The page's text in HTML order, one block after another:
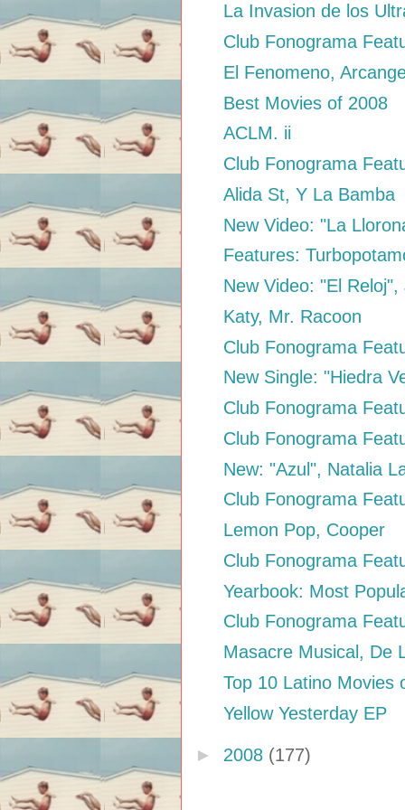
La Invasion de los
Club Fonograma
El Fenomeno,
Best Movies of 2008
ACLM. ii
Club Fonograma
Alida St, Y La Bamba
New Video: "La
Features:
New Video: "El
Katy, Mr. Racoon
Club Fonograma
New Single: "Hiedra
Club Fonograma
Club Fonograma
New: "Azul", Natalia
Club Fonograma
Lemon Pop, Cooper
Club Fonograma
Yearbook: Most
Club Fonograma
Masacre Musical, De
Top 10 Latino Movies
Yellow Yesterday EP
► 2008 (177)